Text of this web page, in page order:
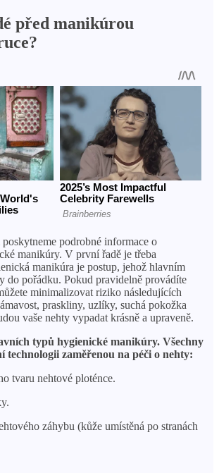
před manikúrou
podrobné informace o
manikúry. V první řadě je třeba
manikúra je postup, jehož hlavním
do pořádku. Pokud pravidelně provádíte
minimalizovat riziko následujících
praskliny, uzlíky, suchá pokožka
vaše nehty vypadat krásně a upraveně.
typů hygienické manikúry. Všechny
technologii zaměřenou na péči o nehty:
tvaru nehtové ploténce.
záhybu (kůže umístěná po stranách